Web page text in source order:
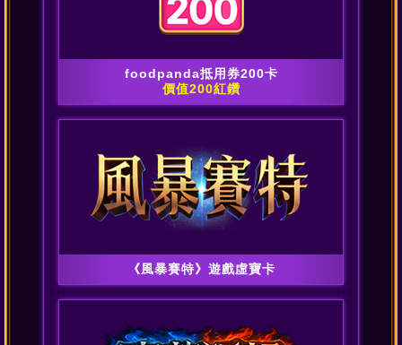
foodpanda抵用券200卡
價值200紅鑽
《風暴賽特》遊戲虛寶卡